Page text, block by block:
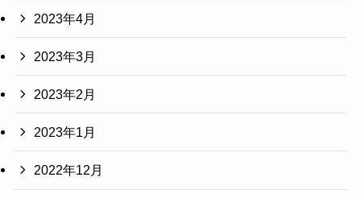
2023年4月
2023年3月
2023年2月
2023年1月
2022年12月